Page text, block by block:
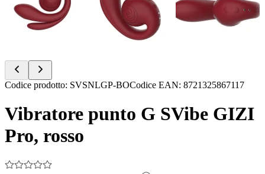
Item
of
7
Codice prodotto: SVSNLGP-BOCodice EAN: 8721325867117
Vibratore punto G SVibe GIZI
Pro, rosso